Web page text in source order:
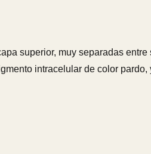
superior, muy separadas
intracelular de color